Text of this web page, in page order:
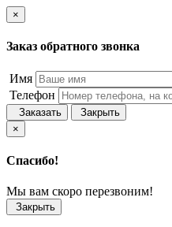
×
Заказ обратного звонка
Имя
Телефон
Заказать
Закрыть
×
Спасибо!
Мы вам скоро перезвоним!
Закрыть